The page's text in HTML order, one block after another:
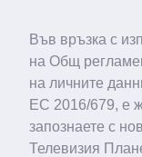
Във връзка с
на Общ
на личните
ЕС 2016/679, е
запознаете с
Телевизия